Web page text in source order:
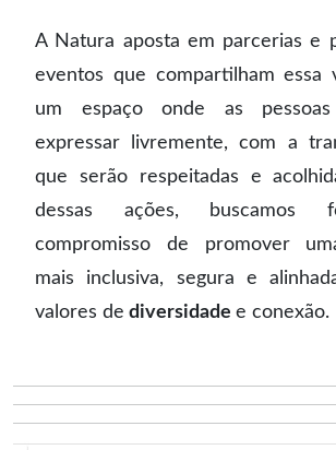
A Natura aposta em parcerias e
eventos que compartilham essa
um espaço onde as
expressar livremente, com a
que serão respeitadas e
dessas ações, buscamos
compromisso de promover
mais inclusiva, segura e
valores de diversidade e conexão.